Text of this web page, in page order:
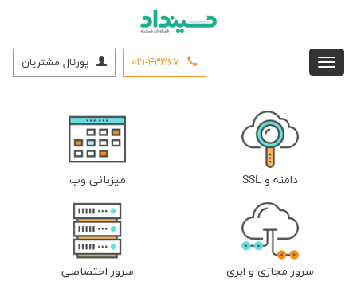
۰۲۱-۴۳۳۶۷ پورتال مشتریان
دامنه و SSL میزبانی وب
سرور مجازی و ابری سرور اختصاصی